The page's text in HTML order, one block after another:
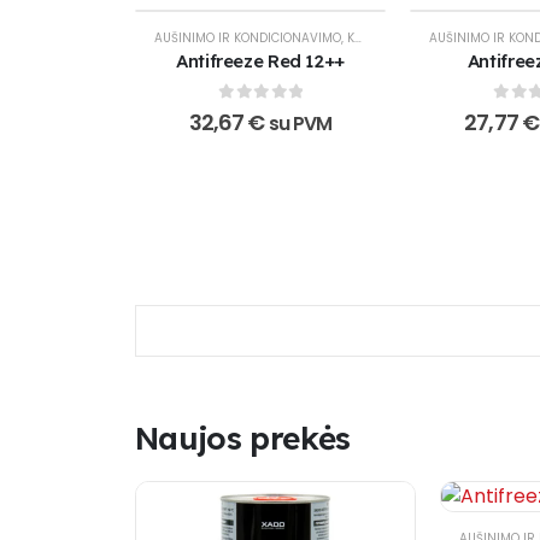
NETURIME
AUŠINIMO IR KONDICIONAVIMO, KROVININIAMS AUTOMOBILIAMS
Antifreeze Red 12++
0out of 5
32,67€su PVM
AUŠINIMO IR
0out
27,77€
Naujos prekės